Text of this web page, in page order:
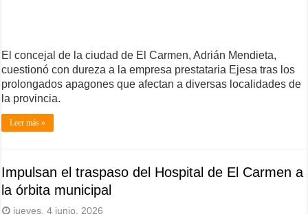
El concejal de la ciudad de El Carmen, Adrián Mendieta,
cuestionó con dureza a la empresa prestataria Ejesa tras los
prolongados apagones que afectan a diversas localidades de
la provincia.
Leer más »
Impulsan el traspaso del Hospital de El Carmen a
la órbita municipal
jueves, 4 junio, 2026